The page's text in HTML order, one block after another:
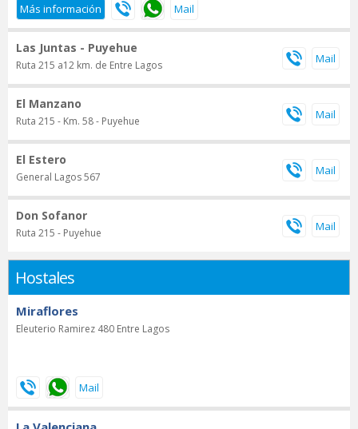
Las Juntas - Puyehue
Ruta 215 a12 km. de Entre Lagos
El Manzano
Ruta 215 - Km. 58 - Puyehue
El Estero
General Lagos 567
Don Sofanor
Ruta 215 - Puyehue
Hostales
Miraflores
Eleuterio Ramirez 480 Entre Lagos